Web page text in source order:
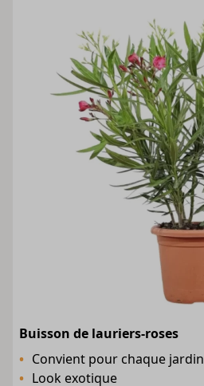
Buisson de lauriers-roses
Convient pour chaque jardin
Look exotique